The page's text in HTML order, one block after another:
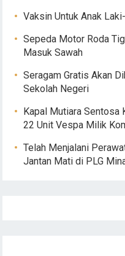
Vaksin Untuk Anak
Sepeda Motor Roda
Masuk Sawah
Seragam Gratis Akan
Sekolah Negeri
Kapal Mutiara Sentosa
22 Unit Vespa Milik
Telah Menjalani
Jantan Mati di PLG